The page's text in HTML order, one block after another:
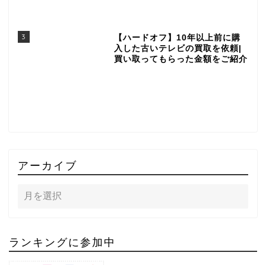
3
【ハードオフ】10年以上前に購
入した古いテレビの買取を依頼|
買い取ってもらった金額をご紹介
アーカイブ
ランキングに参加中